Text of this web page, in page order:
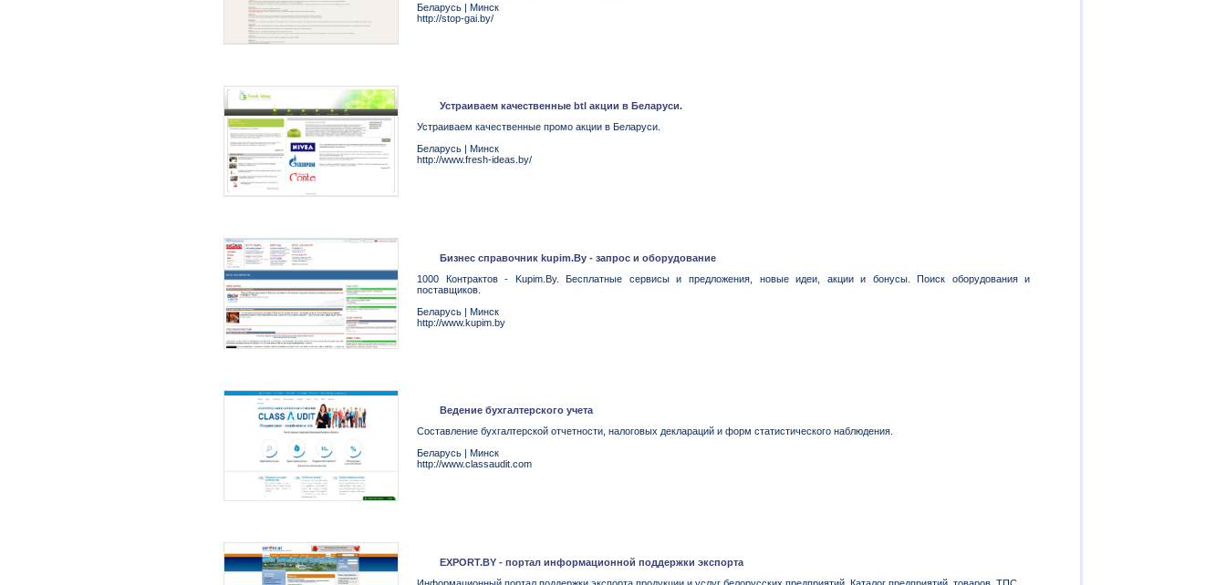
Беларусь | Минск
http://stop-gai.by/
Устраиваем качественные btl акции в Беларуси.
Устраиваем качественные промо акции в Беларуси.
Беларусь | Минск
http://www.fresh-ideas.by/
Бизнес справочник kupim.By - запрос и оборудование
1000 Контрактов - Kupim.By. Бесплатные сервисы и предложения, новые идеи, акции и бонусы. Поиск оборудования и
поставщиков.
Беларусь | Минск
http://www.kupim.by
Ведение бухгалтерского учета
Составление бухгалтерской отчетности, налоговых деклараций и форм статистического наблюдения.
Беларусь | Минск
http://www.classaudit.com
EXPORT.BY - портал информационной поддержки экспорта